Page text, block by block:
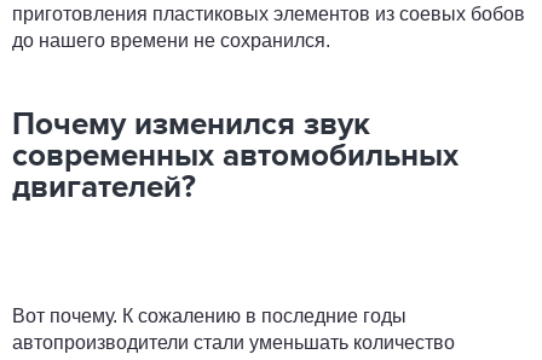
приготовления пластиковых элементов из соевых бобов
до нашего времени не сохранился.
Почему изменился звук
современных автомобильных
двигателей?
Вот почему. К сожалению в последние годы
автопроизводители стали уменьшать количество